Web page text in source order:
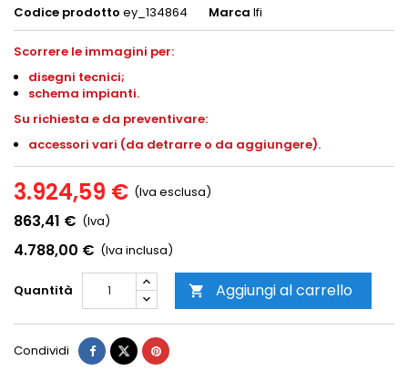
Codice prodotto ey_134864 Marca Ifi
Scorrere le immagini per:
disegni tecnici;
schema impianti.
Su richiesta e da preventivare:
accessori vari (da detrarre o da aggiungere).
3.924,59 € (Iva esclusa)
863,41 € (Iva)
4.788,00 € (Iva inclusa)
Quantità  Aggiungi al carrello
Condividi